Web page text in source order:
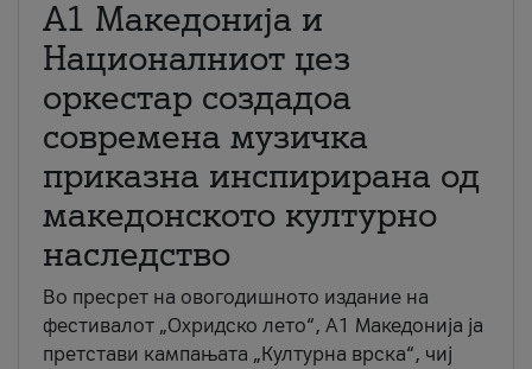
А1 Македонија и
Националниот џез
оркестар создадоа
современа музичка
приказна инспирирана од
македонското културно
наследство
Во пресрет на овогодишното издание на
фестивалот „Охридско лето“, А1 Македонија ја
претстави кампањата „Културна врска“, чиј